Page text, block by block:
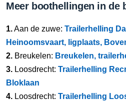
Meer boothellingen in de
1.Aan de zuwe: Trailerhelling
Heinoomsvaart, ligplaats,
2. Breukelen: Breukelen,
3. Loosdrecht: Trailerhelling
Bloklaan
4. Loosdrecht: Trailerhelling